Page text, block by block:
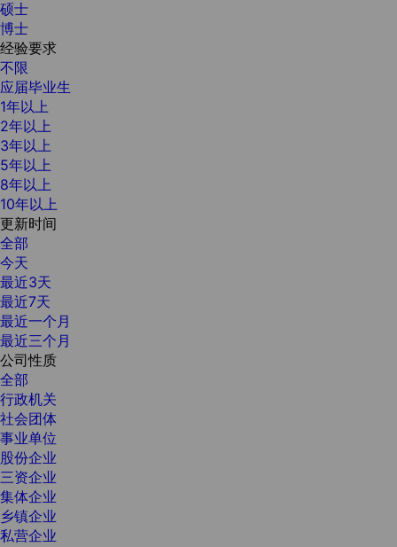
硕士
博士
经验要求
不限
应届毕业生
1年以上
2年以上
3年以上
5年以上
8年以上
10年以上
更新时间
全部
今天
最近3天
最近7天
最近一个月
最近三个月
公司性质
全部
行政机关
社会团体
事业单位
股份企业
三资企业
集体企业
乡镇企业
私营企业